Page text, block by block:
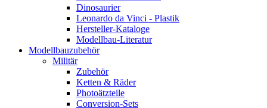
Dinosaurier
Leonardo da Vinci - Plastik
Hersteller-Kataloge
Modellbau-Literatur
Modellbauzubehör
Militär
Zubehör
Ketten & Räder
Photoätzteile
Conversion-Sets